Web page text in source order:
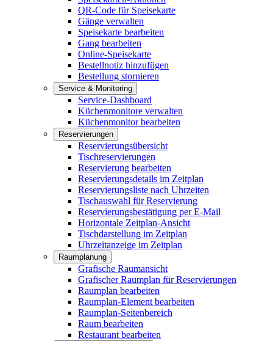
QR-Code für Speisekarte
Gänge verwalten
Speisekarte bearbeiten
Gang bearbeiten
Online-Speisekarte
Bestellnotiz hinzufügen
Bestellung stornieren
Service & Monitoring
Service-Dashboard
Küchenmonitore verwalten
Küchenmonitor bearbeiten
Reservierungen
Reservierungsübersicht
Tischreservierungen
Reservierung bearbeiten
Reservierungsdetails im Zeitplan
Reservierungsliste nach Uhrzeiten
Tischauswahl für Reservierung
Reservierungsbestätigung per E-Mail
Horizontale Zeitplan-Ansicht
Tischdarstellung im Zeitplan
Uhrzeitanzeige im Zeitplan
Raumplanung
Grafische Raumansicht
Grafischer Raumplan für Reservierungen
Raumplan bearbeiten
Raumplan-Element bearbeiten
Raumplan-Seitenbereich
Raum bearbeiten
Restaurant bearbeiten